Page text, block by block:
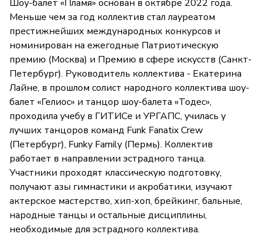
Шоу-балет «Пламя» основан в октябре 2022 года.
Меньше чем за год коллектив стал лауреатом
престижнейших международных конкурсов и
номинирован на ежегодные Патриотическую
премию (Москва) и Премию в сфере искусств (Санкт-
Петербург). Руководитель коллектива - Екатерина
Лайне, в прошлом солист народного коллектива шоу-
балет «Гелиос» и танцор шоу-балета «Тодес»,
проходила учебу в ГИТИСе и УРГАПС, училась у
лучших танцоров команд Funk Fanatix Crew
(Петербург), Funky Family (Пермь). Коллектив
работает в направлении эстрадного танца.
Участники проходят классическую подготовку,
получают азы гимнастики и акробатики, изучают
актерское мастерство, хип-хоп, брейкинг, бальные,
народные танцы и остальные дисциплины,
необходимые для эстрадного коллектива.